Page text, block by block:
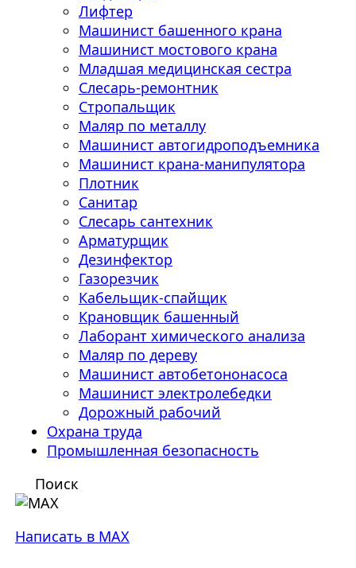
Лифтер
Машинист башенного крана
Машинист мостового крана
Младшая медицинская сестра
Слесарь-ремонтник
Стропальщик
Маляр по металлу
Машинист автогидроподъемника
Машинист крана-манипулятора
Плотник
Санитар
Слесарь сантехник
Арматурщик
Дезинфектор
Газорезчик
Кабельщик-спайщик
Крановщик башенный
Лаборант химического анализа
Маляр по дереву
Машинист автобетононасоса
Машинист электролебедки
Дорожный рабочий
Охрана труда
Промышленная безопасность
Поиск
Написать в MAX